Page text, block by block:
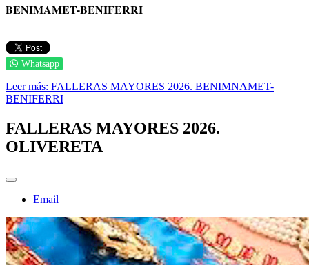
BENIMAMET-BENIFERRI
Whatsapp
Leer más: FALLERAS MAYORES 2026. BENIMNAMET-
BENIFERRI
FALLERAS MAYORES 2026.
OLIVERETA
Email